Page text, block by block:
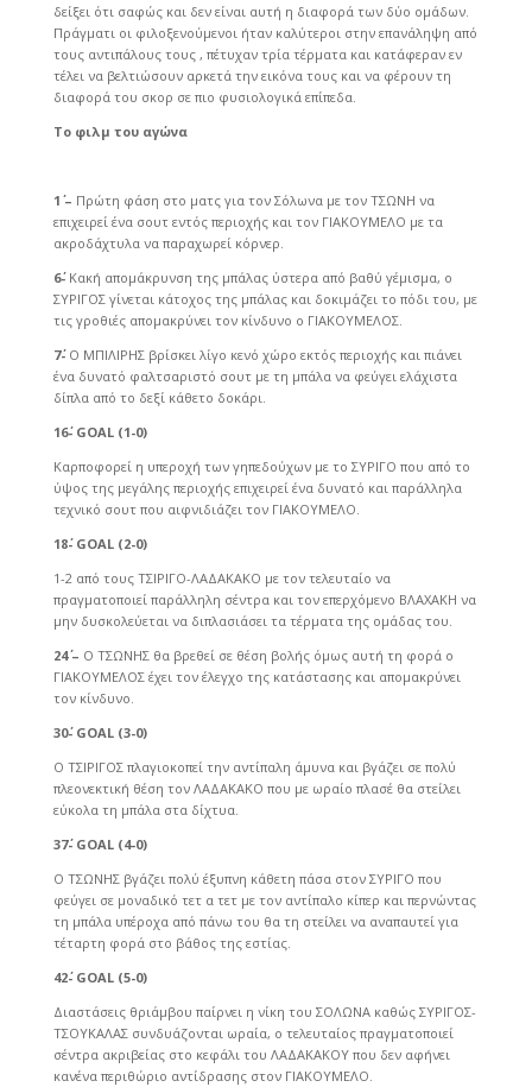
δείξει ότι σαφώς και δεν είναι αυτή η διαφορά των δύο ομάδων.
Πράγματι οι φιλοξενούμενοι ήταν καλύτεροι στην επανάληψη από
τους αντιπάλους τους , πέτυχαν τρία τέρματα και κατάφεραν εν
τέλει να βελτιώσουν αρκετά την εικόνα τους και να φέρουν τη
διαφορά του σκορ σε πιο φυσιολογικά επίπεδα.
Το φιλμ του αγώνα
1΄ – Πρώτη φάση στο ματς για τον Σόλωνα με τον ΤΣΩΝΗ να
επιχειρεί ένα σουτ εντός περιοχής και τον ΓΙΑΚΟΥΜΕΛΟ με τα
ακροδάχτυλα να παραχωρεί κόρνερ.
6΄- Κακή απομάκρυνση της μπάλας ύστερα από βαθύ γέμισμα, ο
ΣΥΡΙΓΟΣ γίνεται κάτοχος της μπάλας και δοκιμάζει το πόδι του, με
τις γροθιές απομακρύνει τον κίνδυνο ο ΓΙΑΚΟΥΜΕΛΟΣ.
7΄-Ο ΜΠΙΛΙΡΗΣ βρίσκει λίγο κενό χώρο εκτός περιοχής και πιάνει
ένα δυνατό φαλτσαριστό σουτ με τη μπάλα να φεύγει ελάχιστα
δίπλα από το δεξί κάθετο δοκάρι.
16΄- GOAL (1-0)
Καρποφορεί η υπεροχή των γηπεδούχων με το ΣΥΡΙΓΟ που από το
ύψος της μεγάλης περιοχής επιχειρεί ένα δυνατό και παράλληλα
τεχνικό σουτ που αιφνιδιάζει τον ΓΙΑΚΟΥΜΕΛΟ.
18΄- GOAL (2-0)
1-2 από τους ΤΣΙΡΙΓΟ-ΛΑΔΑΚΑΚΟ με τον τελευταίο να
πραγματοποιεί παράλληλη σέντρα και τον επερχόμενο ΒΛΑΧΑΚΗ να
μην δυσκολεύεται να διπλασιάσει τα τέρματα της ομάδας του.
24΄ – Ο ΤΣΩΝΗΣ θα βρεθεί σε θέση βολής όμως αυτή τη φορά ο
ΓΙΑΚΟΥΜΕΛΟΣ έχει τον έλεγχο της κατάστασης και απομακρύνει
τον κίνδυνο.
30΄- GOAL (3-0)
Ο ΤΣΙΡΙΓΟΣ πλαγιοκοπεί την αντίπαλη άμυνα και βγάζει σε πολύ
πλεονεκτική θέση τον ΛΑΔΑΚΑΚΟ που με ωραίο πλασέ θα στείλει
εύκολα τη μπάλα στα δίχτυα.
37΄- GOAL (4-0)
Ο ΤΣΩΝΗΣ βγάζει πολύ έξυπνη κάθετη πάσα στον ΣΥΡΙΓΟ που
φεύγει σε μοναδικό τετ α τετ με τον αντίπαλο κίπερ και περνώντας
τη μπάλα υπέροχα από πάνω του θα τη στείλει να αναπαυτεί για
τέταρτη φορά στο βάθος της εστίας.
42΄- GOAL (5-0)
Διαστάσεις θριάμβου παίρνει η νίκη του ΣΟΛΩΝΑ καθώς ΣΥΡΙΓΟΣ-
ΤΣΟΥΚΑΛΑΣ συνδυάζονται ωραία, ο τελευταίος πραγματοποιεί
σέντρα ακριβείας στο κεφάλι του ΛΑΔΑΚΑΚΟΥ που δεν αφήνει
κανένα περιθώριο αντίδρασης στον ΓΙΑΚΟΥΜΕΛΟ.